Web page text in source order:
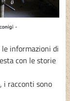
informazioni di
con le storie
i racconti sono